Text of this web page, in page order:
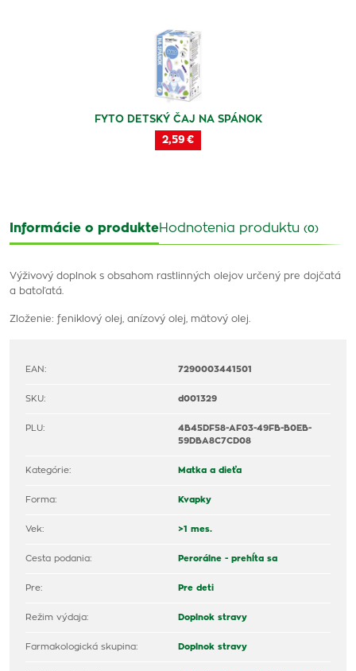
FYTO DETSKÝ ČAJ NA SPÁNOK
2,59 €
Informácie o produkteHodnotenia produktu (0)
Výživový doplnok s obsahom rastlinných olejov určený pre dojčatá
a batoľatá.
Zloženie: feniklový olej, anízový olej, mätový olej.
EAN: 7290003441501
SKU: d001329
PLU:
4B45DF58-AF03-49FB-B0EB-
59DBA8C7CD08
Kategórie: Matka a dieťa
Forma: Kvapky
Vek: >1 mes.
Cesta podania: Perorálne - prehĺta sa
Pre: Pre deti
Režim výdaja: Doplnok stravy
Farmakologická skupina: Doplnok stravy